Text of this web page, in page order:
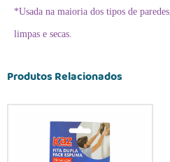
*Usada na maioria dos tipos de
limpas e secas.
Produtos Relacionados